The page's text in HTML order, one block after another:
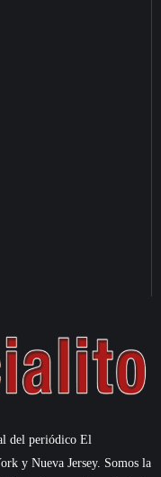
del periódico El
y Nueva Jersey. Somos la